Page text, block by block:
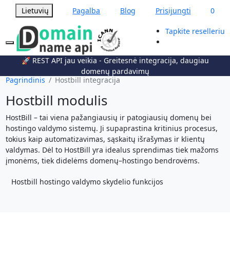
Lietuvių Pagalba Blog Prisijungti 0
Tapkite reselleriu
🚀 REST API jau veikia - Greitesnė integracija, daugiau
domenų pardavimų
Pagrindinis
Hostbill integracija
Hostbill modulis
HostBill – tai viena pažangiausių ir patogiausių domenų bei
hostingo valdymo sistemų. Ji supaprastina kritinius procesus,
tokius kaip automatizavimas, sąskaitų išrašymas ir klientų
valdymas. Dėl to HostBill yra idealus sprendimas tiek mažoms
įmonėms, tiek didelėms domenų–hostingo bendrovėms.
Hostbill hostingo valdymo skydelio funkcijos